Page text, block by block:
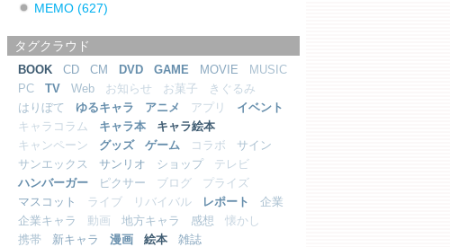
MEMO(627)
タグクラウド
BOOK CD CM DVD GAME MOVIE
MUSIC
PC
TV Web お知らせ お菓子
きぐるみ
はりぼて
ゆるキャラ アニメ アプリ
イベント
キャラコラム
キャラ本
キャラ絵本
キャンペーン
グッズ ゲーム コラボ
サイン
サンエックス
サンリオ ショップ
テレビ
ハンバーガー
ピクサー ブログ
プライズ
マスコット
ライブ リバイバル レポート
企業
企業キャラ
動画 地方キャラ 感想
懐かし
携帯
新キャラ 漫画 絵本 雑誌